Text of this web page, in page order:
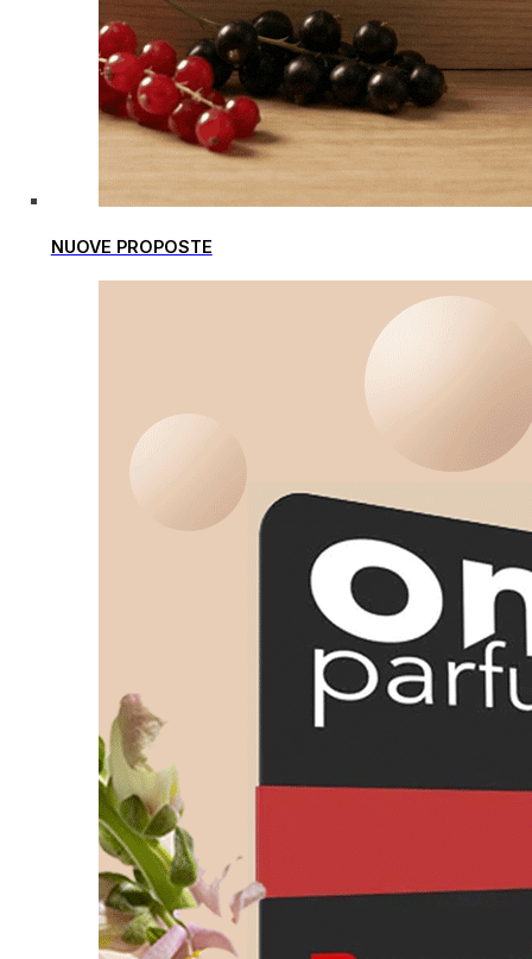
NUOVE PROPOSTE